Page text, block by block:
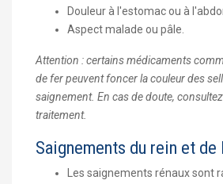
Douleur à l'estomac ou à
Aspect malade ou pâle.
Attention : certains médicaments
de fer peuvent foncer la couleur des
saignement. En cas de doute,
traitement.
Saignements du rein et de
Les saignements rénaux sont